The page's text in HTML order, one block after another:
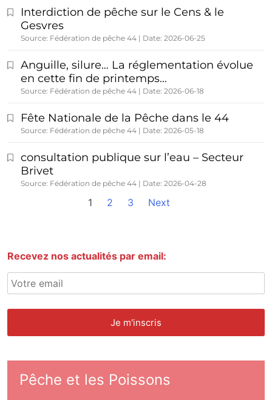
Interdiction de pêche sur le Cens & le
Gesvres
Source: Fédération de pêche 44 Date: 2026-06-25
Anguille, silure… La réglementation évolue
en cette fin de printemps…
Source: Fédération de pêche 44 Date: 2026-06-18
Fête Nationale de la Pêche dans le 44
Source: Fédération de pêche 44 Date: 2026-05-18
consultation publique sur l’eau – Secteur
Brivet
Source: Fédération de pêche 44 Date: 2026-04-28
1 2 3 Next
Recevez nos actualités par email:
Pêche et les Poissons